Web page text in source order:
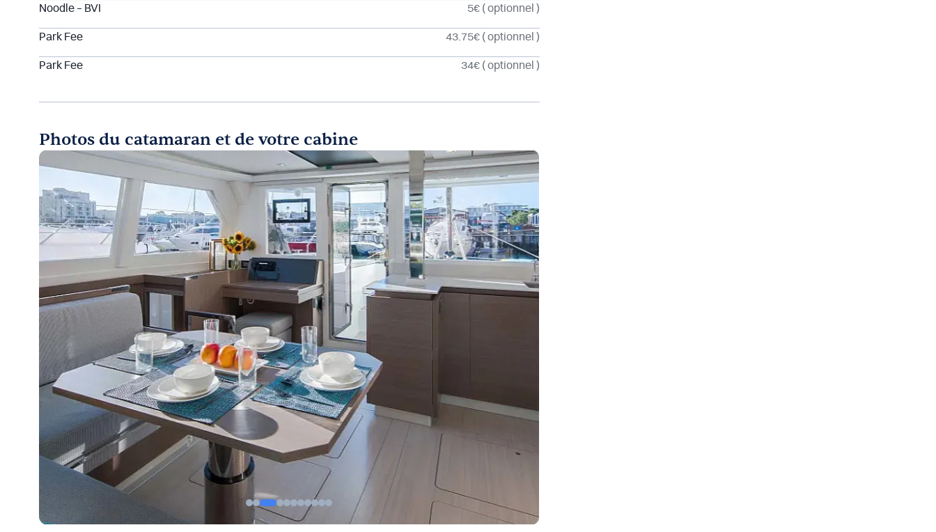
Noodle – BVI 5€ ( optionnel )
Park Fee 43.75€ ( optionnel )
Park Fee 34€ ( optionnel )
Photos du catamaran et de votre cabine